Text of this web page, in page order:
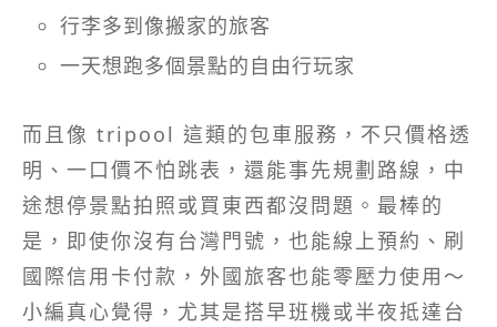
行李多到像搬家的旅客
一天想跑多個景點的自由行玩家
而且像 tripool 這類的包車服務，不只價格透
明、一口價不怕跳表，還能事先規劃路線，中
途想停景點拍照或買東西都沒問題。最棒的
是，即使你沒有台灣門號，也能線上預約、刷
國際信用卡付款，外國旅客也能零壓力使用～
小編真心覺得，尤其是搭早班機或半夜抵達台